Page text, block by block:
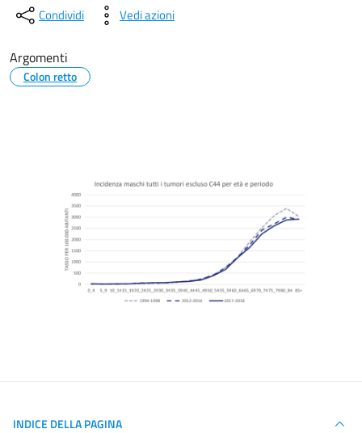
Condividi Vedi azioni
Argomenti
Colon retto
INDICE DELLA PAGINA